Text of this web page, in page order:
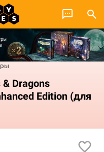
Dragons
Edition (для